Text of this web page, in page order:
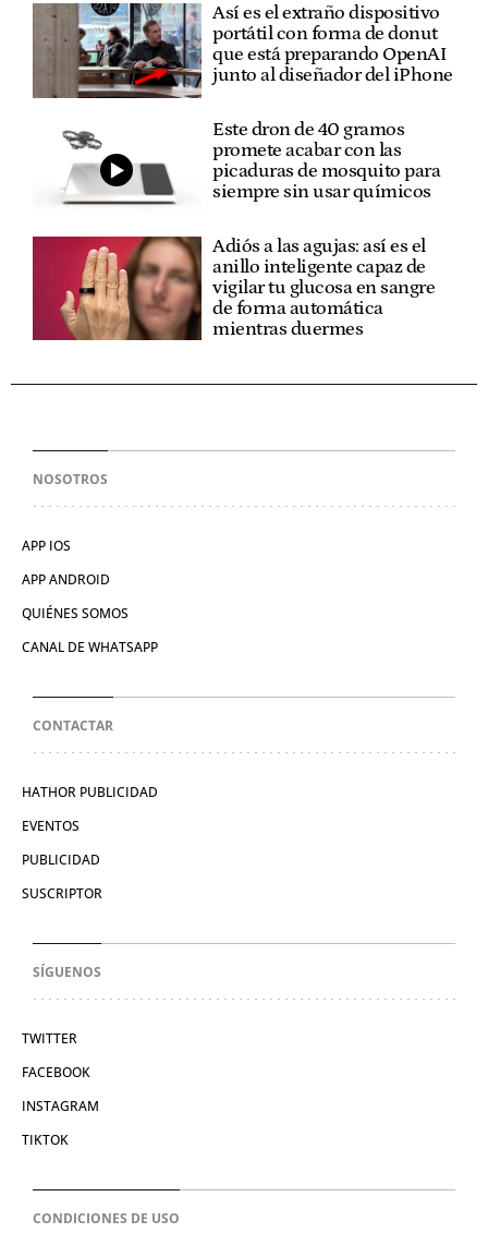
Así es el extraño dispositivo
portátil con forma de donut
que está preparando OpenAI
junto al diseñador del iPhone
Este dron de 40 gramos
promete acabar con las
picaduras de mosquito para
siempre sin usar químicos
Adiós a las agujas: así es el
anillo inteligente capaz de
vigilar tu glucosa en sangre
de forma automática
mientras duermes
NOSOTROS
APP IOS
APP ANDROID
QUIÉNES SOMOS
CANAL DE WHATSAPP
CONTACTAR
HATHOR PUBLICIDAD
EVENTOS
PUBLICIDAD
SUSCRIPTOR
SÍGUENOS
TWITTER
FACEBOOK
INSTAGRAM
TIKTOK
CONDICIONES DE USO